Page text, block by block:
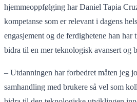
hjemmeoppfølging har Daniel Tapia
kompetanse som er relevant i dagens
engasjement og de ferdighetene han har
bidra til en mer teknologisk avansert og
– Utdanningen har forbedret måten jeg
samhandling med brukere så vel som